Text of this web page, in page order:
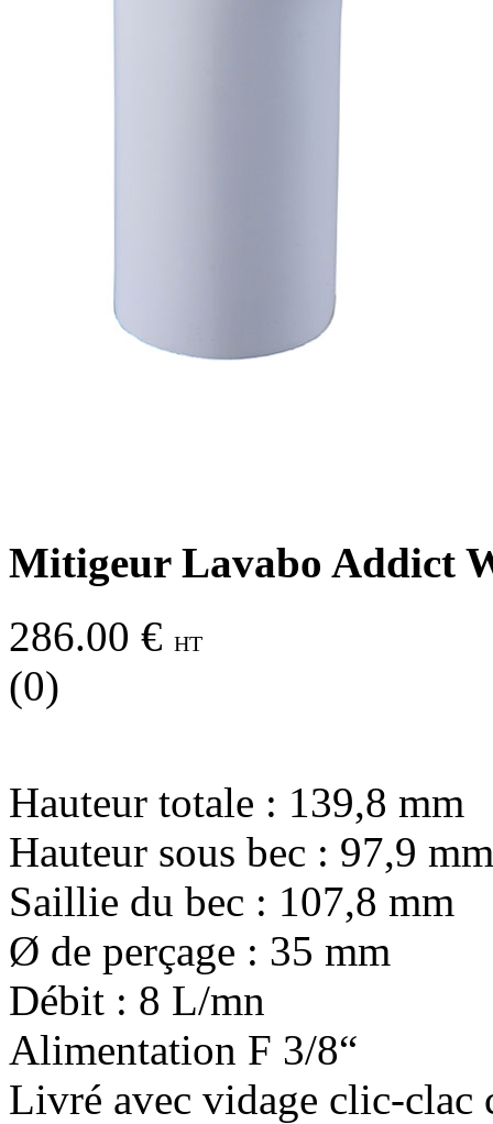
Mitigeur Lavabo Addict
286.00 € HT
(0)
Hauteur totale : 139,8 mm
Hauteur sous bec : 97,9 mm
Saillie du bec : 107,8 mm
Ø de perçage : 35 mm
Débit : 8 L/mn
Alimentation F 3/8“
Livré avec vidage clic-clac